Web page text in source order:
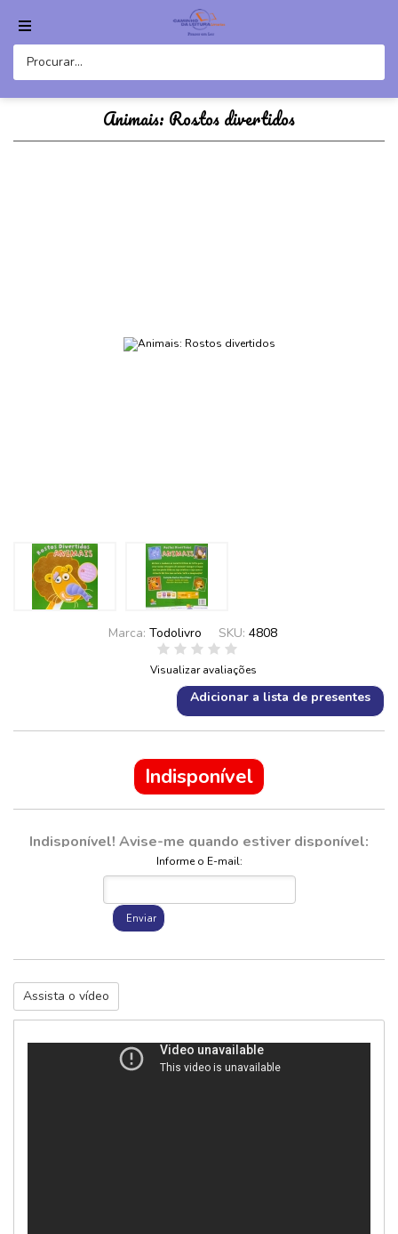
Animais: Rostos divertidos
Marca: Todolivro SKU: 4808
Visualizar avaliações
Adicionar a lista de presentes
Indisponível
Indisponível! Avise-me quando estiver disponível:
Informe o E-mail:
Enviar
Assista o vídeo